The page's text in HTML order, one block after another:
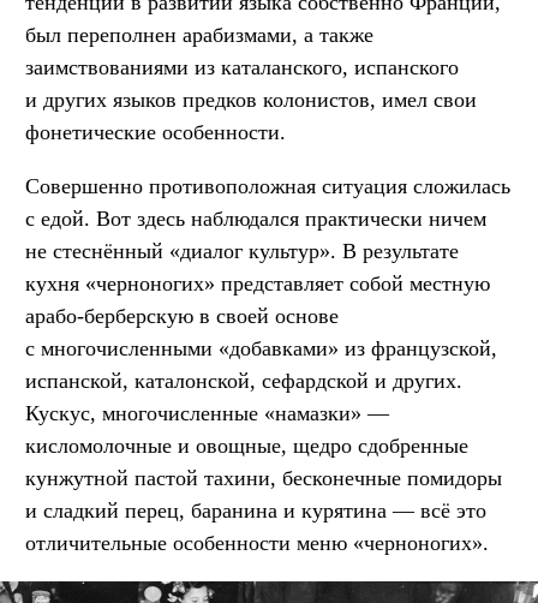
был переполнен арабизмами, а также
заимствованиями из каталанского, испанского
и других языков предков колонистов, имел свои
фонетические особенности.
Совершенно противоположная ситуация сложилась
с едой. Вот здесь наблюдался практически ничем
не стеснённый «диалог культур». В результате
кухня «черноногих» представляет собой местную
арабо-берберскую в своей основе
с многочисленными «добавками» из французской,
испанской, каталонской, сефардской и других.
Кускус, многочисленные «намазки» —
кисломолочные и овощные, щедро сдобренные
кунжутной пастой тахини, бесконечные помидоры
и сладкий перец, баранина и курятина — всё это
отличительные особенности меню «черноногих».